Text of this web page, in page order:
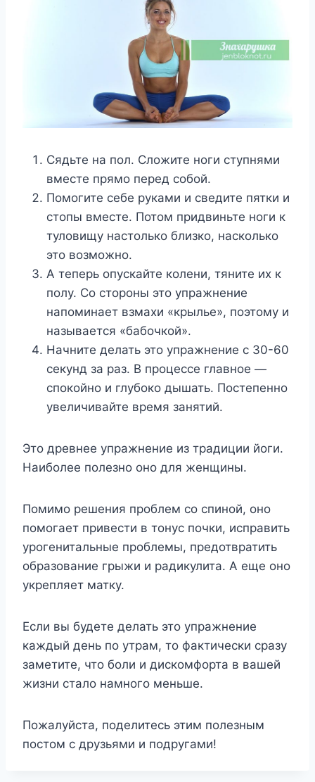
Сядьте на пол. Сложите ноги ступнями
вместе прямо перед собой.
Помогите себе руками и сведите пятки и
стопы вместе. Потом придвиньте ноги к
туловищу настолько близко, насколько
это возможно.
А теперь опускайте колени, тяните их к
полу. Со стороны это упражнение
напоминает взмахи «крылье», поэтому и
называется «бабочкой».
Начните делать это упражнение с 30-60
секунд за раз. В процессе главное —
спокойно и глубоко дышать. Постепенно
увеличивайте время занятий.
Это древнее упражнение из традиции йоги.
Наиболее полезно оно для женщины.
Помимо решения проблем со спиной, оно
помогает привести в тонус почки, исправить
урогенитальные проблемы, предотвратить
образование грыжи и радикулита. А еще оно
укрепляет матку.
Если вы будете делать это упражнение
каждый день по утрам, то фактически сразу
заметите, что боли и дискомфорта в вашей
жизни стало намного меньше.
Пожалуйста, поделитесь этим полезным
постом с друзьями и подругами!